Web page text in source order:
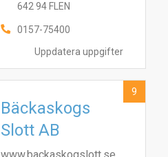
Uppdatera uppgifter
642 94 FLEN
0157-75400
Bäckaskogs
Slott AB
9